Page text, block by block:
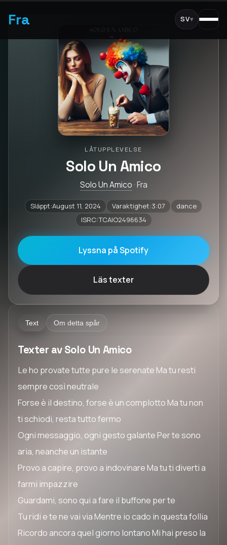
Fra SV▾
LÅTUPPLEVELSE
Solo Un Amico
Solo Un Amico · Fra
Släppt:August 11, 2024 Varaktighet:3:07
dance
ISRC:TCAIO2496634
Lyssna på Spotify
Läs texter
Text Om detta spår
Texter av Solo Un Amico
Le ho provate tutte pure le serenate Ma tu resti
sempre così neutrale
Forse è il destino, forse è un complotto Ma tu non
ti schiodi, resta tutto fermo
Ogni messaggio, ogni gesto galante Per te sono
aria, neanche un istante
Provo a capire, provo a indovinare Ma tu ti diverti a
farmi impazzire
Guardami, sono qui a fare il buffone per te
Tu ridi e te ne vai via Mentre io cado in questa follia
Ricordo ancora quel giorno lontano Mi hai preso la